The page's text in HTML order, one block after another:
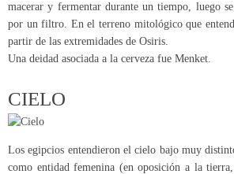
macerar y fermentar durante un tiempo, luego se
por un filtro. En el terreno mitológico que
partir de las extremidades de Osiris.
Una deidad asociada a la cerveza fue Menket.
CIELO
Los egipcios entendieron el cielo bajo muy
como entidad femenina (en oposición a la